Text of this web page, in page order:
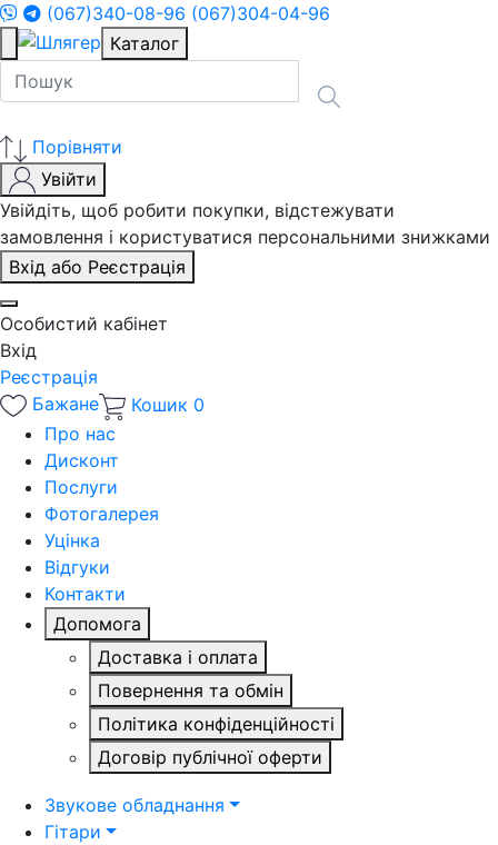
(067)340-08-96 (067)304-04-96
Каталог
Порівняти
Увійти
Увійдіть, щоб робити покупки, відстежувати
замовлення і користуватися персональними знижками
Вхід або Реєстрація
Особистий кабінет
Вхід
Реєстрація
Бажане
Кошик 0
Про нас
Дисконт
Послуги
Фотогалерея
Уцінка
Відгуки
Контакти
Допомога
Доставка і оплата
Повернення та обмін
Політика конфіденційності
Договір публічної оферти
Звукове обладнання
Гітари